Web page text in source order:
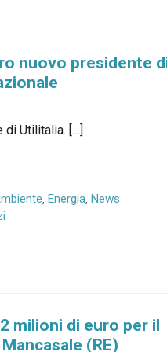
nuovo presidente
di Utilitalia. […]
Energia News
milioni di euro per il
(RE)